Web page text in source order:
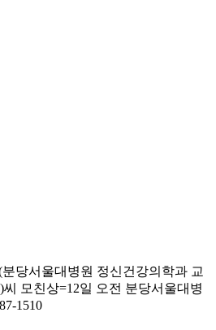
당서울대병원 정신건강의학과 교
모친상=12일 오전 분당서울대병
1510